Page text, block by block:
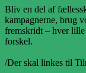
Bliv en del af
kampagnerne, brug
fremskridt – hver
forskel.
/Der skal linkes til